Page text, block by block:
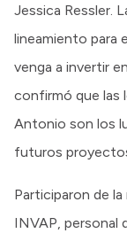
Jessica Ressler.
lineamiento para
venga a invertir
confirmó que las
Antonio son los
futuros
Participaron de
INVAP, personal